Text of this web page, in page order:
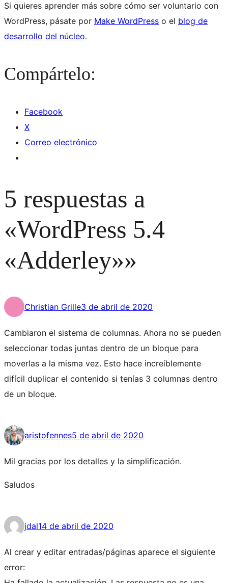
Si quieres aprender más sobre cómo ser voluntario con
WordPress, pásate por Make WordPress o el blog de
desarrollo del núcleo.
Compártelo:
Facebook
X
Correo electrónico
5 respuestas a
«WordPress 5.4
«Adderley»»
Christian Grille3 de abril de 2020
Cambiaron el sistema de columnas. Ahora no se pueden
seleccionar todas juntas dentro de un bloque para
moverlas a la misma vez. Esto hace increíblemente
difícil duplicar el contenido si tenías 3 columnas dentro
de un bloque.
aristofennes5 de abril de 2020
Mil gracias por los detalles y la simplificación.
Saludos
jdal14 de abril de 2020
Al crear y editar entradas/páginas aparece el siguiente
error: